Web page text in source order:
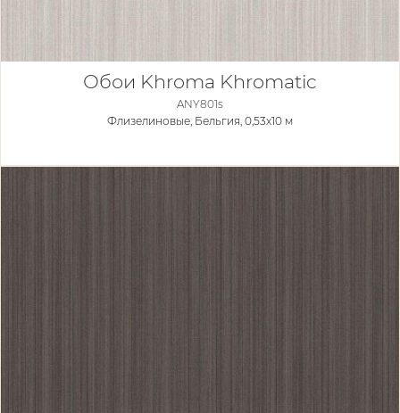
Обои Khroma Khromatic
ANY801s
Флизелиновые, Бельгия, 0,53x10 м